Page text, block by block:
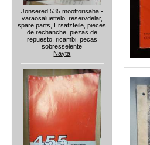
Jonsered 535 moottorisaha -
varaosaluettelo, reservdelar,
spare parts, Ersatzteile, pieces
de rechanche, piezas de
repuesto, ricambi, pecas
sobresselente
Näytä